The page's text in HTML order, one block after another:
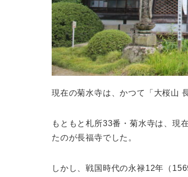
現在の菊水寺は、かつて「大桜山
もともと札所33番・菊水寺は、現
たのが長福寺でした。
しかし、戦国時代の永禄12年（